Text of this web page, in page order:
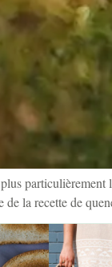
la recette de